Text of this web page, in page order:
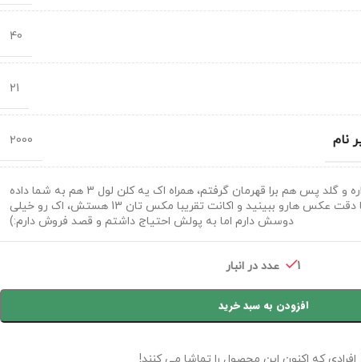
40
21
نام 2000
2654 تا جم داره و گلد پس هم برا قهرمان گرفتم، همراه اک یه کلن لول 3 هم به شما داده
میشه لطفا با دقت عکس هارو ببینید و اکانت تقریبا مکس تان 13 هستش، اک رو خیلی
دوسش دارم اما به پولش احتیاج داشتم و قصد فروش دارم:)
1 عدد در انبار
افزودن به سبد خرید